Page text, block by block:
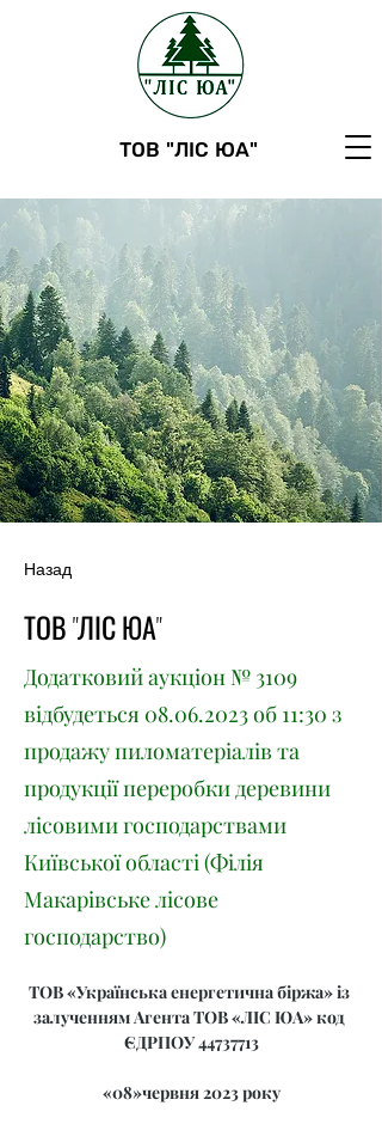
ТОВ "ЛІС ЮА"
Назад
ТОВ "ЛІС ЮА"
Додатковий аукціон № 3109
відбудеться 08.06.2023об 11:30 з
продажу пиломатеріалів та
продукції переробки деревини
лісовими господарствами
Київської області (Філія
Макарівське лісове
господарство)
ТОВ «Українська енергетична біржа» із
залученням Агента ТОВ «ЛІС ЮА» код
ЄДРПОУ 44737713
«08»червня 2023 року